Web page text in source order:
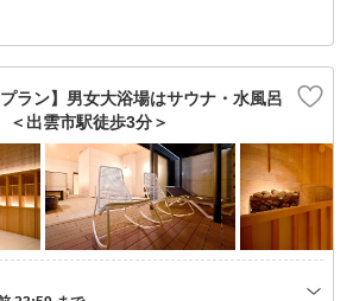
ラン】男女大浴場はサウナ・水風呂
＜出雲市駅徒歩3分＞